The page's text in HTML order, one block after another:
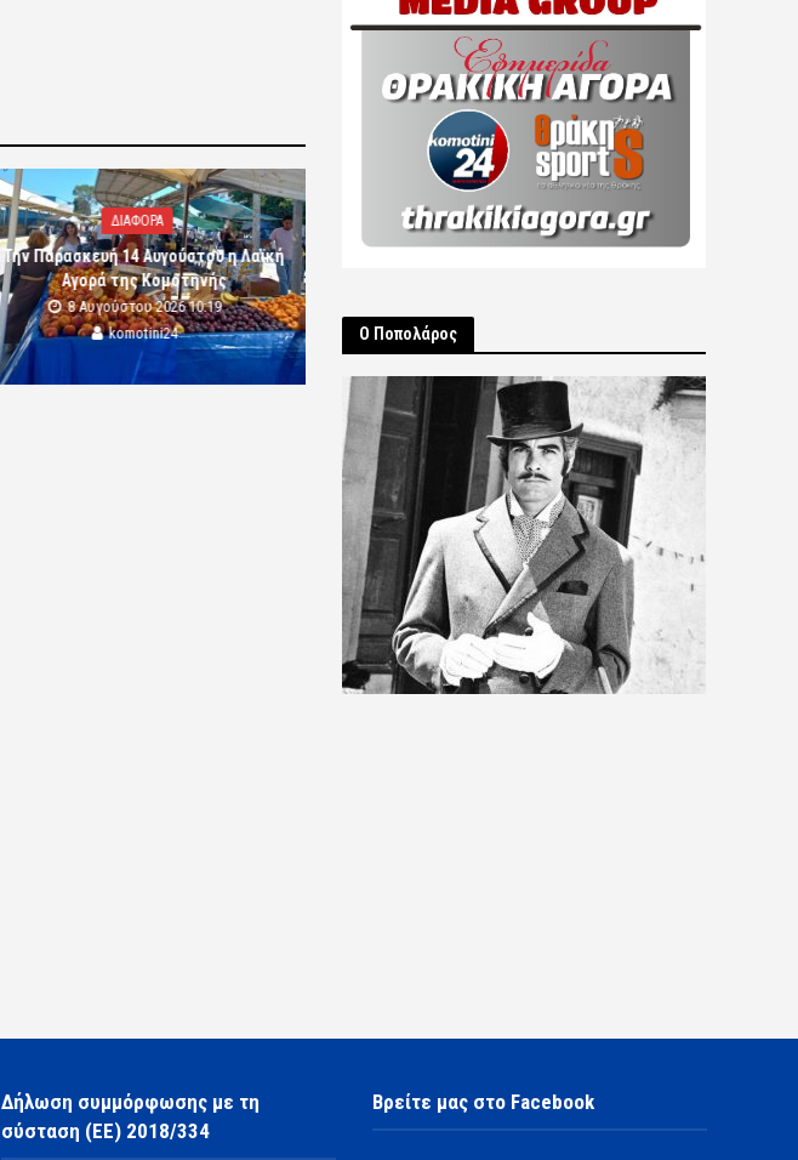
ΔΙΑΦΟΡΑ
Την Παρασκευή 14 Αυγούστου η Λαϊκή
Αγορά της Κομοτηνής
8 Αυγούστου 2026 10:19
komotini24
Ο Ποπολάρος
Δήλωση συμμόρφωσης με τη
σύσταση (ΕΕ) 2018/334
Βρείτε μας στο Facebook